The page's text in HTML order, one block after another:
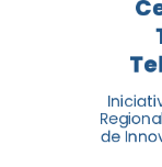
El
tres
de